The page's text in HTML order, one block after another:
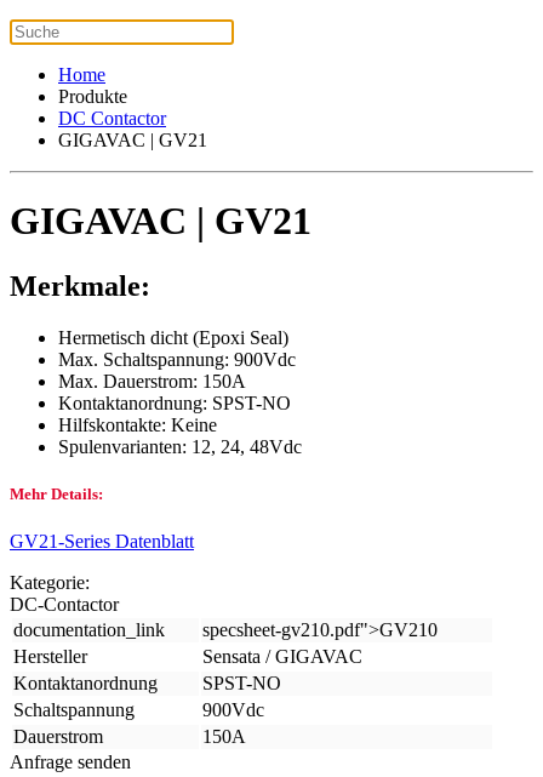
Home
Produkte
DC Contactor
GIGAVAC | GV21
GIGAVAC | GV21
Merkmale:
Hermetisch dicht (Epoxi Seal)
Max. Schaltspannung: 900Vdc
Max. Dauerstrom: 150A
Kontaktanordnung: SPST-NO
Hilfskontakte: Keine
Spulenvarianten: 12, 24, 48Vdc
Mehr Details:
GV21-Series Datenblatt
Kategorie:
DC-Contactor
documentation_link
specsheet-gv210.pdf">GV210
Hersteller
Sensata / GIGAVAC
Kontaktanordnung
SPST-NO
Schaltspannung
900Vdc
Dauerstrom
150A
Anfrage senden